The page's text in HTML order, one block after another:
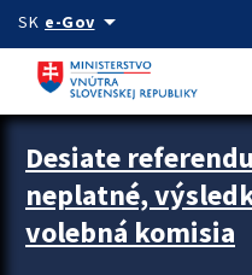
Preskocit na hlavný obsah
SK e-Govarrow_drop_down
Zastavit automatický posun
Desiate
neplatné,
volebná komisia